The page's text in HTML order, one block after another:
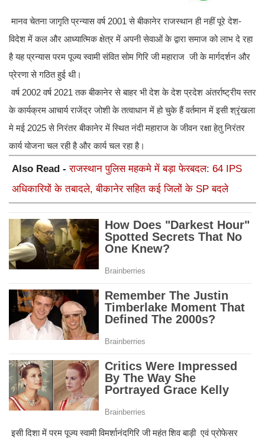
मानव चेतना जागृति प्रन्यास वर्ष 2001 से बीकानेर राजस्थान ही नहीं पूरे देश-
विदेश में कल और आध्यात्मिक क्षेत्र में अपनी सेवाओं के द्वारा समाज को लाभ दे रहा
है यह प्रन्यास परम पूज्य स्वामी संवित सोम गिरि जी महाराज जी के मार्गदर्शन और
प्रेरणा से गठित हुई थी।
वर्ष 2002 वर्ष 2021 तक बीकानेर से बाहर भी देश के देश प्रदेश अंतर्राष्ट्रीय स्तर
के कार्यक्रम आचार्य राजेंद्र जोशी के तत्वाधान में हो चुके हैं वर्तमान में इसी श्रृंखला
मे मई 2025 से निरंतर बीकानेर में स्थित नंदी महाराज के जीवन रक्षा हेतु निरंतर
कार्य योजना चल रही है और कार्य चल रहा है।
Also Read -राजस्थान पुलिस महकमे में बड़ा फेरबदल: 64 IPS
अधिकारियों के तबादले, बीकानेर सहित कई जिलों के SP बदले
इसी दिशा में परम पूज्य स्वामी विमर्शानंदगिरि जी महंत शिव बाड़ी एवं प्रोफेसर